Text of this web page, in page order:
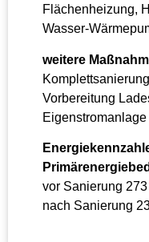
Flächenheizung,
Wasser-
weitere
Vorbereitung
Eigenstromanlage
vor Sanierung
nach Sanierung